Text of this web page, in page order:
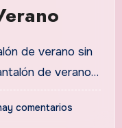
de Verano
de verano…
comentarios